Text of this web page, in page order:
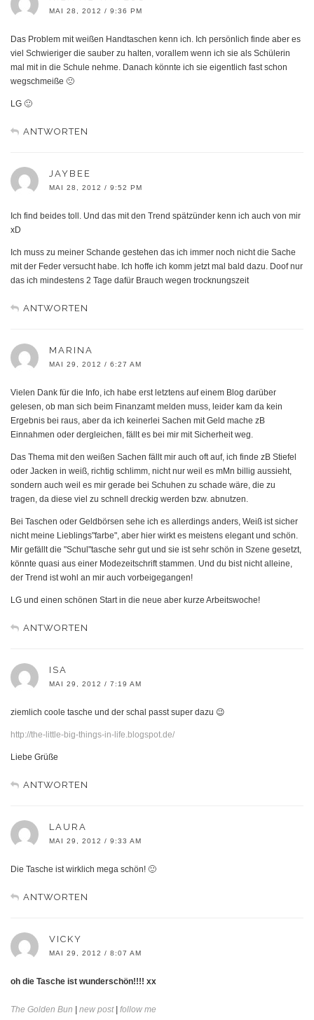
MAI 28, 2012 / 9:36 PM
Das Problem mit weißen Handtaschen kenn ich. Ich persönlich finde aber es
viel Schwieriger die sauber zu halten, vorallem wenn ich sie als Schülerin
mal mit in die Schule nehme. Danach könnte ich sie eigentlich fast schon
wegschmeiße 🙁
LG 🙂
ANTWORTEN
JAYBEE
MAI 28, 2012 / 9:52 PM
Ich find beides toll. Und das mit den Trend spätzünder kenn ich auch von mir
xD
Ich muss zu meiner Schande gestehen das ich immer noch nicht die Sache
mit der Feder versucht habe. Ich hoffe ich komm jetzt mal bald dazu. Doof nur
das ich mindestens 2 Tage dafür Brauch wegen trocknungszeit
ANTWORTEN
MARINA
MAI 29, 2012 / 6:27 AM
Vielen Dank für die Info, ich habe erst letztens auf einem Blog darüber
gelesen, ob man sich beim Finanzamt melden muss, leider kam da kein
Ergebnis bei raus, aber da ich keinerlei Sachen mit Geld mache zB
Einnahmen oder dergleichen, fällt es bei mir mit Sicherheit weg.
Das Thema mit den weißen Sachen fällt mir auch oft auf, ich finde zB Stiefel
oder Jacken in weiß, richtig schlimm, nicht nur weil es mMn billig aussieht,
sondern auch weil es mir gerade bei Schuhen zu schade wäre, die zu
tragen, da diese viel zu schnell dreckig werden bzw. abnutzen.
Bei Taschen oder Geldbörsen sehe ich es allerdings anders, Weiß ist sicher
nicht meine Lieblings"farbe", aber hier wirkt es meistens elegant und schön.
Mir gefällt die "Schul"tasche sehr gut und sie ist sehr schön in Szene gesetzt,
könnte quasi aus einer Modezeitschrift stammen. Und du bist nicht alleine,
der Trend ist wohl an mir auch vorbeigegangen!
LG und einen schönen Start in die neue aber kurze Arbeitswoche!
ANTWORTEN
ISA
MAI 29, 2012 / 7:19 AM
ziemlich coole tasche und der schal passt super dazu 😉
http://the-little-big-things-in-life.blogspot.de/
Liebe Grüße
ANTWORTEN
LAURA
MAI 29, 2012 / 9:33 AM
Die Tasche ist wirklich mega schön! 🙂
ANTWORTEN
VICKY
MAI 29, 2012 / 8:07 AM
oh die Tasche ist wunderschön!!!! xx
The Golden Bun new post| follow me